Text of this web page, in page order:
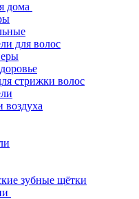
дома
для волос
стрижки волос
воздуха
зубные щётки